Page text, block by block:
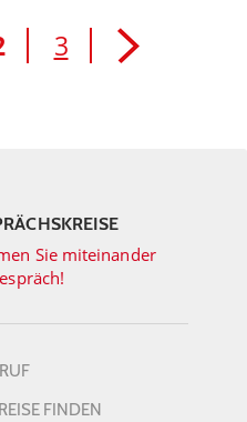
3
Sie miteinander
FINDEN